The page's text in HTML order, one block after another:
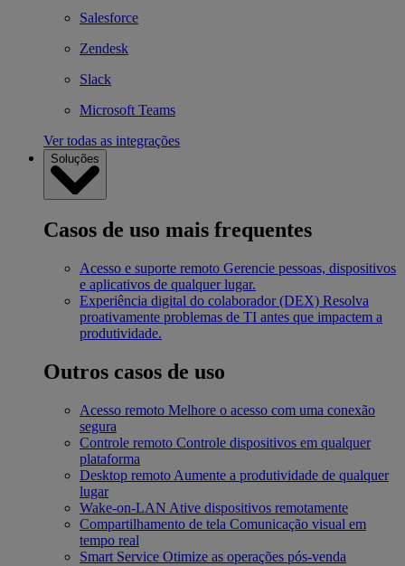
Salesforce
Zendesk
Slack
Microsoft Teams
Ver todas as integrações
Soluções
Casos de uso mais frequentes
Acesso e suporte remoto Gerencie pessoas, dispositivos
e aplicativos de qualquer lugar.
Experiência digital do colaborador (DEX) Resolva
proativamente problemas de TI antes que impactem a
produtividade.
Outros casos de uso
Acesso remoto Melhore o acesso com uma conexão
segura
Controle remoto Controle dispositivos em qualquer
plataforma
Desktop remoto Aumente a produtividade de qualquer
lugar
Wake-on-LAN Ative dispositivos remotamente
Compartilhamento de tela Comunicação visual em
tempo real
Smart Service Otimize as operações pós-venda